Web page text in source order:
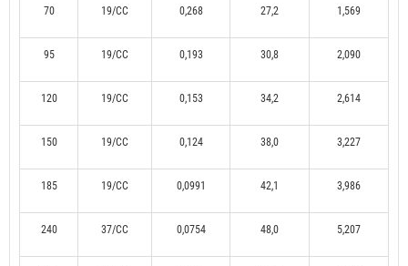
70 19/CC 0,268 27,2 1,569
95 19/CC 0,193 30,8 2,090
120 19/CC 0,153 34,2 2,614
150 19/CC 0,124 38,0 3,227
185 19/CC 0,0991 42,1 3,986
240 37/CC 0,0754 48,0 5,207